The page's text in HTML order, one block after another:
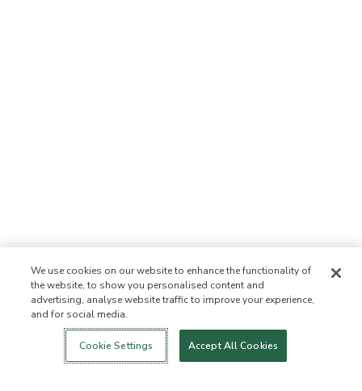
Nowość! Sklep
Zdrowy styl
życia
Kim jesteśmy
We use cookies on our website to enhance the functionality of
the website, to show you personalised content and
advertising, analyse website traffic to improve your experience,
and for social media.
Cookie Settings Accept All Cookies